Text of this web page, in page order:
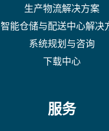
生产物流解决方案
智能仓储与配送中心解决
系统规划与咨询
下载中心
服务